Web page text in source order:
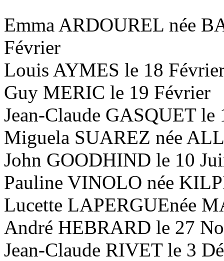
Emma ARDOUREL née
Février
Louis AYMES le 18
Guy MERIC le 19 Février
Jean-Claude GASQUET le
Miguela SUAREZ née
John GOODHIND le 10
Pauline VINOLO née
Lucette LAPERGUEnée
André HEBRARD le 27
Jean-Claude RIVET le 3